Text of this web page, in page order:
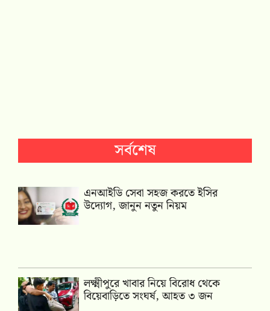
সর্বশেষ
এনআইডি সেবা সহজ করতে ইসির
উদ্যোগ, জানুন নতুন নিয়ম
লক্ষ্মীপুরে খাবার নিয়ে বিরোধ থেকে
বিয়েবাড়িতে সংঘর্ষ, আহত ৩ জন